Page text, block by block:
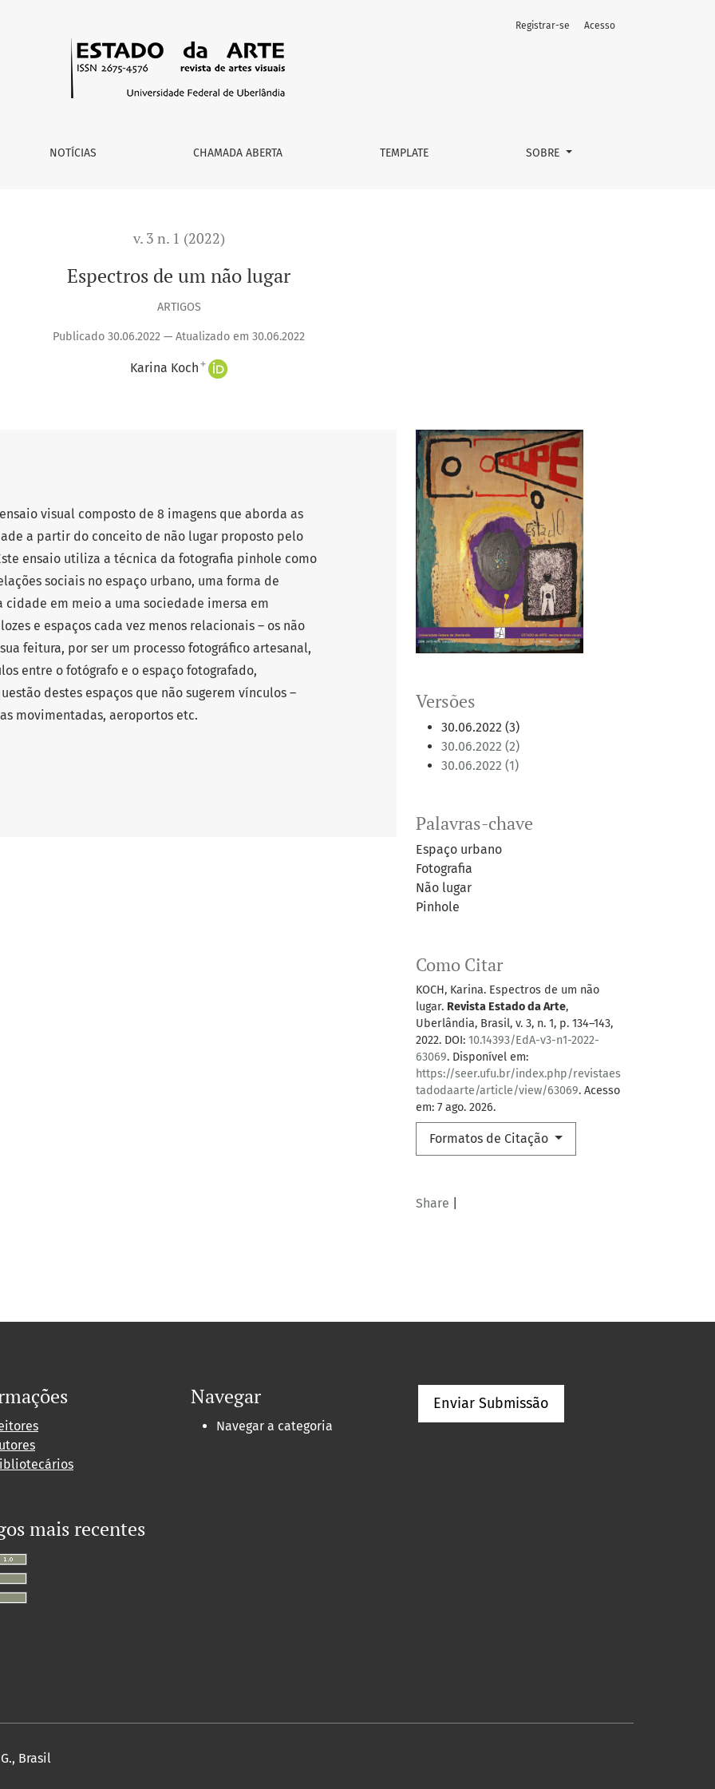
NOTÍCIAS CHAMADA ABERTA TEMPLATE SOBRE
Registrar-se Acesso
v. 3 n. 1 (2022)
Espectros de um não lugar
ARTIGOS
Publicado 30.06.2022 — Atualizado em 30.06.2022
Karina Koch +
Versões
30.06.2022 (3)
30.06.2022 (2)
30.06.2022 (1)
Palavras-chave
Espaço urbano
Fotografia
Não lugar
Pinhole
Como Citar
KOCH, Karina. Espectros de um não
lugar. Revista Estado da Arte,
Uberlândia, Brasil, v. 3, n. 1, p. 134–143,
2022. DOI: 10.14393/EdA-v3-n1-2022-
63069. Disponível em:
https://seer.ufu.br/index.php/revistaes
tadodaarte/article/view/63069. Acesso
em: 7 ago. 2026.
Formatos de Citação
Share
visual composto de 8 imagens que aborda as
a partir do conceito de não lugar proposto pelo
ensaio utiliza a técnica da fotografia pinhole como
sociais no espaço urbano, uma forma de
em meio a uma sociedade imersa em
e espaços cada vez menos relacionais – os não
feitura, por ser um processo fotográfico artesanal,
entre o fotógrafo e o espaço fotografado,
destes espaços que não sugerem vínculos –
movimentadas, aeroportos etc.
Navegar
Navegar a categoria
Enviar Submissão
mais recentes
Brasil